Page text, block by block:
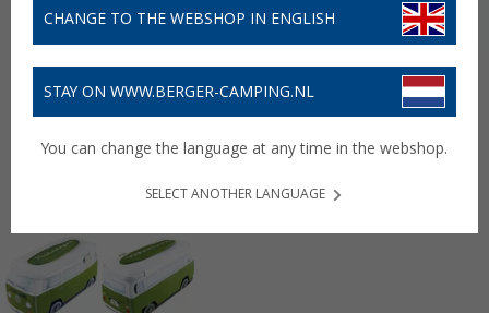
CHANGE TO THE WEBSHOP IN ENGLISH
STAY ON WWW.BERGER-CAMPING.NL
You can change the language at any time in the webshop.
SELECT ANOTHER LANGUAGE